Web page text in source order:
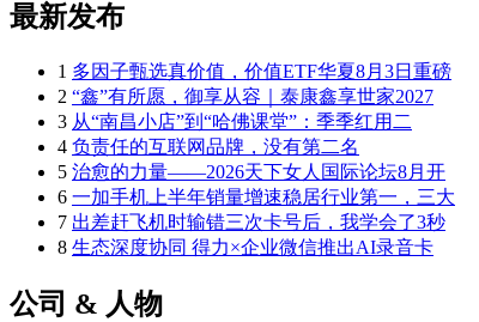
最新发布
1 多因子甄选真价值，价值ETF华夏8月3日重磅
2 “鑫”有所愿，御享从容｜泰康鑫享世家2027
3 从“南昌小店”到“哈佛课堂”：季季红用二
4 负责任的互联网品牌，没有第二名
5 治愈的力量——2026天下女人国际论坛8月开
6 一加手机上半年销量增速稳居行业第一，三大
7 出差赶飞机时输错三次卡号后，我学会了3秒
8 生态深度协同 得力×企业微信推出AI录音卡
公司 & 人物